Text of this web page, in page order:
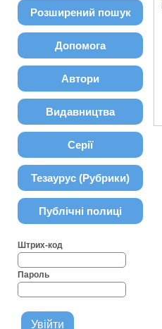
Розширений пошук
Допомога
Автори
Видавництва
Серії
Тезаурус (Рубрики)
Публічні полиці
Штрих-код
Пароль